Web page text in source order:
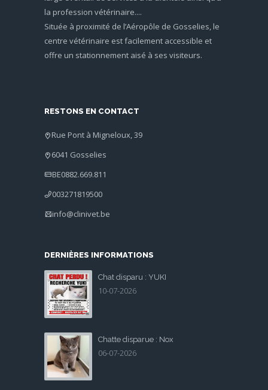
la profession vétérinaire....
Située à proximité de l’Aéropôle de Gosselies, le
centre vétérinaire est facilement accessible et
offre un stationnement aisé à ses visiteurs.
RESTONS EN CONTACT
Rue Pont à Migneloux, 39
6041 Gosselies
BE0882.669.811
003271819500
info@clinivet.be
DERNIÈRES INFORMATIONS
Chat disparu : YUKI
10-07-2026
Chatte disparue : Nox
06-07-2026